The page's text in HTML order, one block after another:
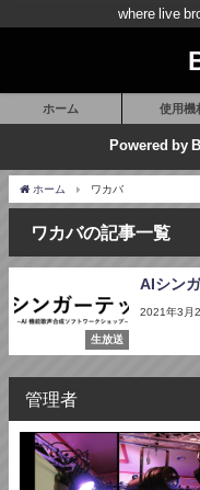
where live
ホーム 使用機
Powered by
ホーム ワカバ
ワカバの記事一覧
生放送
AIシン
2021年3月
管理者